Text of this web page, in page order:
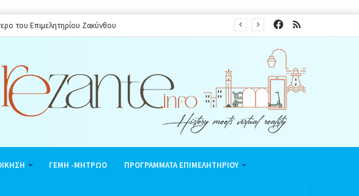
του Επιμελητηρίου Ζακύνθου RSS
Facebook
ΓΕΜΗ -ΜΗΤΡΩΟ ΠΡΟΓΡΑΜΜΑΤΑ ΕΠΙΜΕΛΗΤΗΡΙΟΥ